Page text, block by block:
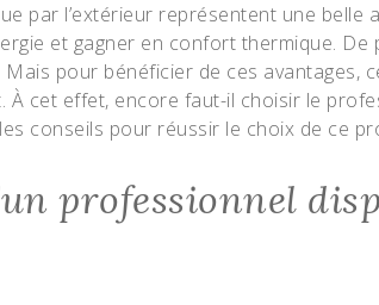
par l’extérieur représentent une
et gagner en confort thermique.
pour bénéficier de ces avantages,
À cet effet, encore faut-il choisir le
conseils pour réussir le choix de ce
professionnel